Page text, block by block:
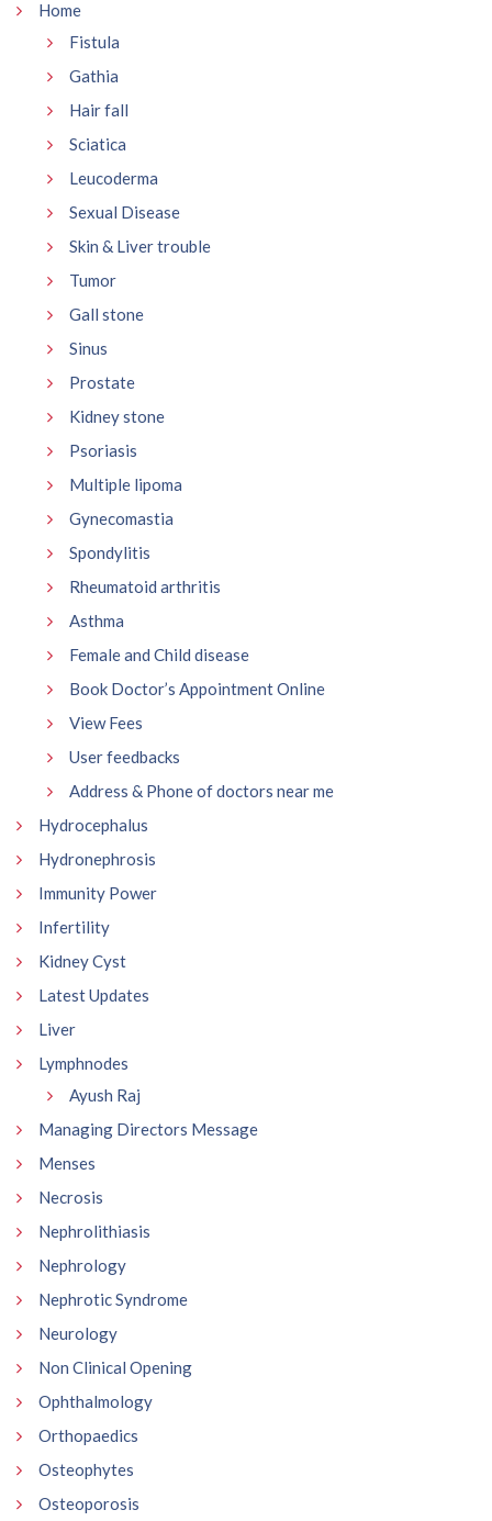
Home
Fistula
Gathia
Hair fall
Sciatica
Leucoderma
Sexual Disease
Skin & Liver trouble
Tumor
Gall stone
Sinus
Prostate
Kidney stone
Psoriasis
Multiple lipoma
Gynecomastia
Spondylitis
Rheumatoid arthritis
Asthma
Female and Child disease
Book Doctor’s Appointment Online
View Fees
User feedbacks
Address & Phone of doctors near me
Hydrocephalus
Hydronephrosis
Immunity Power
Infertility
Kidney Cyst
Latest Updates
Liver
Lymphnodes
Ayush Raj
Managing Directors Message
Menses
Necrosis
Nephrolithiasis
Nephrology
Nephrotic Syndrome
Neurology
Non Clinical Opening
Ophthalmology
Orthopaedics
Osteophytes
Osteoporosis